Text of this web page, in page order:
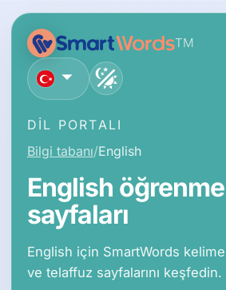
TM
Türkçe
DIL PORTALI
Bilgi tabanı English
English öğrenme
sayfaları
English için SmartWords
ve telaffuz sayfalarını keşfedin.